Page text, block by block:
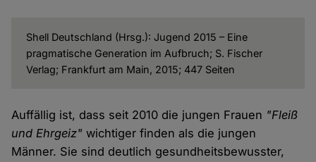
Shell Deutschland (Hrsg.): Jugend 2015 – Eine
pragmatische Generation im Aufbruch; S. Fischer
Verlag; Frankfurt am Main, 2015; 447 Seiten
Auffällig ist, dass seit 2010 die jungen Frauen "Fleiß
und Ehrgeiz" wichtiger finden als die jungen
Männer. Sie sind deutlich gesundheitsbewusster,